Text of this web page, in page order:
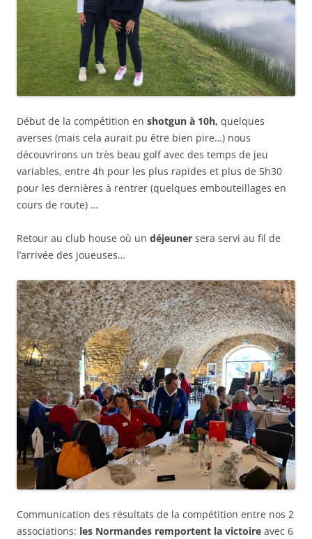
Début de la compétition en shotgun à 10h, quelques
averses (mais cela aurait pu être bien pire…) nous
découvrirons un très beau golf avec des temps de jeu
variables, entre 4h pour les plus rapides et plus de 5h30
pour les dernières à rentrer (quelques embouteillages en
cours de route) …
Retour au club house où un déjeuner sera servi au fil de
l’arrivée des joueuses…
Communication des résultats de la compétition entre nos 2
associations: les Normandes remportent la victoire avec 6